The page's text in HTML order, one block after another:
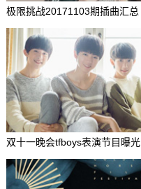
极限挑战20171103期插曲汇总
双十一晚会tfboys表演节目曝光